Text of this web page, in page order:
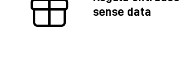
sense data